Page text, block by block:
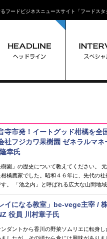
フードビジネスニュースサイト「フードスタ
寺市発！イートグッド柑橘を全
社フジカワ果樹園 ゼネラルマネ
幸氏
園」の歴史について教えてください。
橘農家でした。昭和４６年に、先代の
。 「池之内」と呼ばれる広大な山間地
イになる教室」be-vege主宰 /
役員 川村章子氏
ダントから香川の野菜ソムリエに転身